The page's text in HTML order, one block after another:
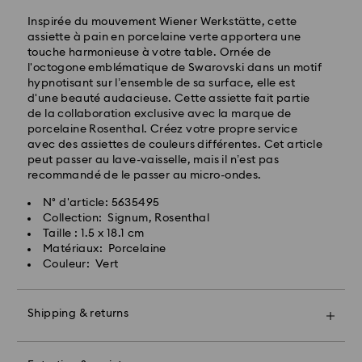
Inspirée du mouvement Wiener Werkstätte, cette
assiette à pain en porcelaine verte apportera une
touche harmonieuse à votre table. Ornée de
l'octogone emblématique de Swarovski dans un motif
hypnotisant sur l’ensemble de sa surface, elle est
d'une beauté audacieuse. Cette assiette fait partie
de la collaboration exclusive avec la marque de
porcelaine Rosenthal. Créez votre propre service
avec des assiettes de couleurs différentes. Cet article
peut passer au lave-vaisselle, mais il n’est pas
recommandé de le passer au micro-ondes.
N° d'article: 5635495
Collection: Signum, Rosenthal
Taille : 1.5 x 18.1 cm
Matériaux: Porcelaine
Couleur: Vert
Shipping & returns
Les commandes passées le week-end et les jours
fériés sont traitées et expédiées le jour ouvrable
suivant.
Swarovski n’est pas en mesure de livrer les boîtes
postales ou les adresses militaire/navales. Les articles
restent la propriété de Swarovski jusqu’à la réception
du paiement final.
dernières dates de livraison indiquées, leur livraison
est généralement exécutée à temps. Les livraisons
peuvent faire l’objet d’un retard en raison
d’anomalies imprévues de la part de nos partenaires
de livraison. Swarovski ne pourra être tenue
programmons nos livraisons les jours fériés. Il se peut
Pour les produits Crystal Myriad, sous licence et
Creators Lab, veuillez prévoir un délai pouvant
Offrez un cadeau encore plus spécial avec un sac